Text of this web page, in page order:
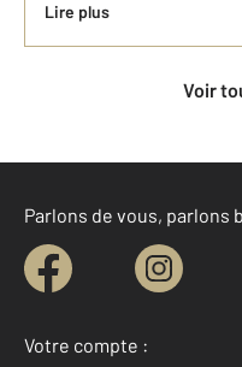
Lire plus
Voir
Parlons de vous, parlons
Votre compte :